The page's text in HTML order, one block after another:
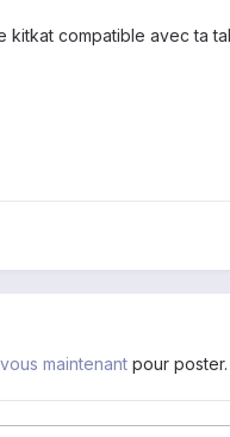
compatible avec ta
maintenant pour poster.